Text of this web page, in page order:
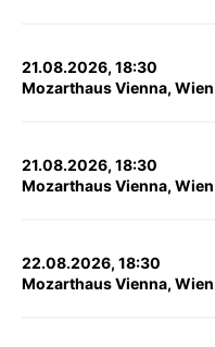
21.08.2026, 18:30
Mozarthaus Vienna, Wien
21.08.2026, 18:30
Mozarthaus Vienna, Wien
22.08.2026, 18:30
Mozarthaus Vienna, Wien